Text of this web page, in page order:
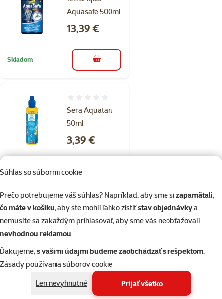
Súhlas so súbormi cookie
Prečo potrebujeme váš súhlas? Napríklad, aby sme sizapamätali,
čo máte v košíku, aby ste mohli ľahko zistiťstav objednávkya
nemusíte sa zakaždým prihlasovať, aby sme vás neobťažovali
nevhodnou reklamou.
Ďakujeme,s vašimi údajmi budeme zaobchádzať s rešpektom.
Zásady používania súborov cookie
Len nevyhnutné
Prijať všetko
Aquasafe 500ml
Cena
13,39 €
Skladom do košíka
Sera Aquatan
50ml
Cena
3,39 €
Skladom
Sera Bio Nitrivec
50 ml
Hodnotenie 0%
Cena
6,09 €
do košíka